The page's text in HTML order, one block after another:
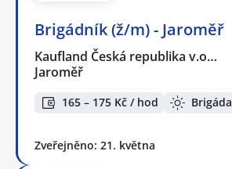
Brigádník (ž/m) - Jaroměř
Kaufland Česká republika v.o…
Jaroměř
165 – 175 Kč / hod Brigáda
Zveřejněno: 21. května